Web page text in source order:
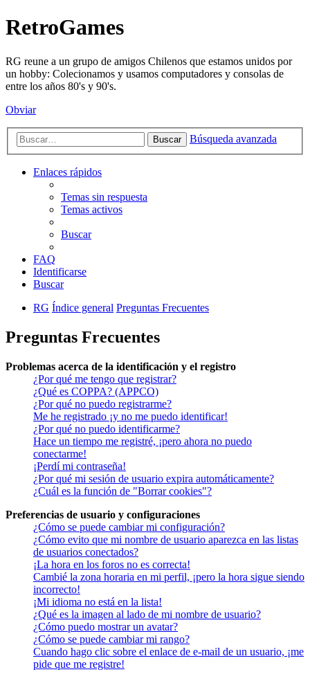
RetroGames
RG reune a un grupo de amigos Chilenos que estamos unidos por
un hobby: Colecionamos y usamos computadores y consolas de
entre los años 80's y 90's.
Obviar
Buscar Búsqueda avanzada
Enlaces rápidos
Temas sin respuesta
Temas activos
Buscar
FAQ
Identificarse
Buscar
RG Índice general Preguntas Frecuentes
Preguntas Frecuentes
Problemas acerca de la identificación y el registro
¿Por qué me tengo que registrar?
¿Qué es COPPA? (APPCO)
¿Por qué no puedo registrarme?
Me he registrado ¡y no me puedo identificar!
¿Por qué no puedo identificarme?
Hace un tiempo me registré, ¡pero ahora no puedo
conectarme!
¡Perdí mi contraseña!
¿Por qué mi sesión de usuario expira automáticamente?
¿Cuál es la función de "Borrar cookies"?
Preferencias de usuario y configuraciones
¿Cómo se puede cambiar mi configuración?
¿Cómo evito que mi nombre de usuario aparezca en las listas
de usuarios conectados?
¡La hora en los foros no es correcta!
Cambié la zona horaria en mi perfil, ¡pero la hora sigue siendo
incorrecto!
¡Mi idioma no está en la lista!
¿Qué es la imagen al lado de mi nombre de usuario?
¿Cómo puedo mostrar un avatar?
¿Cómo se puede cambiar mi rango?
Cuando hago clic sobre el enlace de e-mail de un usuario, ¡me
pide que me registre!